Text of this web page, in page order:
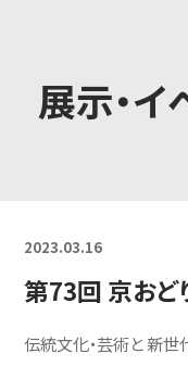
大学院
展示・イ
2023.03.16
第73回 京おど
伝統文化・芸術と 新世